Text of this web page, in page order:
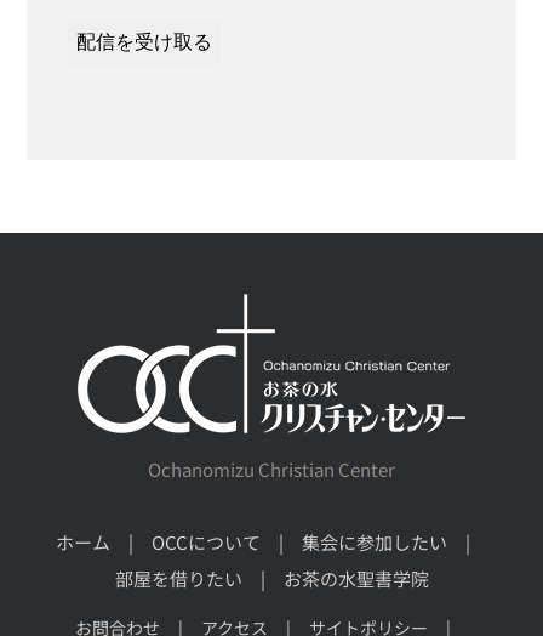
Ochanomizu Christian Center
ホーム OCCについて
集会に参加したい
部屋を借りたい
お茶の水聖書学院
お問合わせ アクセス サイトポリシー